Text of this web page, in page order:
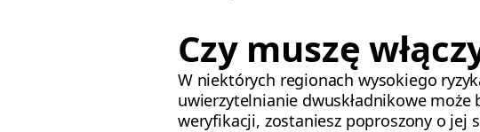
Czy muszę
W niektórych regionach wysokiego
uwierzytelnianie dwuskładnikowe może
weryfikacji, zostaniesz poproszony o jej